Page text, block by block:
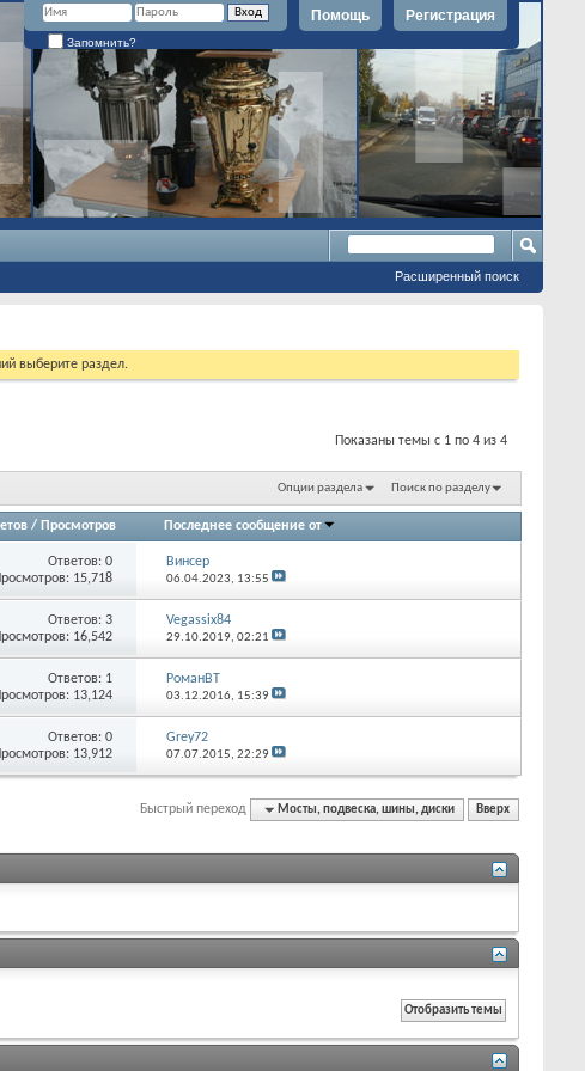
Регистрация
Помощь
Запомнить?
Расширенный поиск
выберите раздел.
Показаны темы с 1 по 4 из 4
Опции раздела Поиск по разделу
/ Просмотров Последнее сообщение от
Ответов:0
15,718
Винсер
06.04.2023, 13:55
Ответов:3
16,542
Vegassix84
29.10.2019, 02:21
Ответов: 1
13,124
РоманВТ
03.12.2016, 15:39
Ответов:0
13,912
Grey72
07.07.2015, 22:29
Быстрый переход Мосты, подвеска, шины, диски Вверх